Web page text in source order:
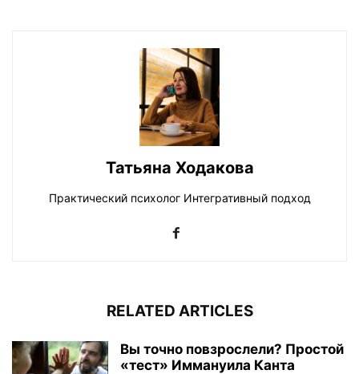
Татьяна Ходакова
Практический психолог Интегративный подход
RELATED ARTICLES
Вы точно повзрослели? Простой
«тест» Иммануила Канта